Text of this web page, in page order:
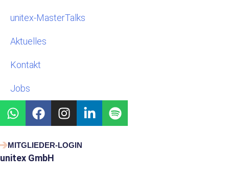
unitex-MasterTalks
Aktuelles
Kontakt
Jobs
W
h
t
s
F
a
e
b
I
n
t
i
S
p
MITGLIEDER-LOGIN
unitex GmbH